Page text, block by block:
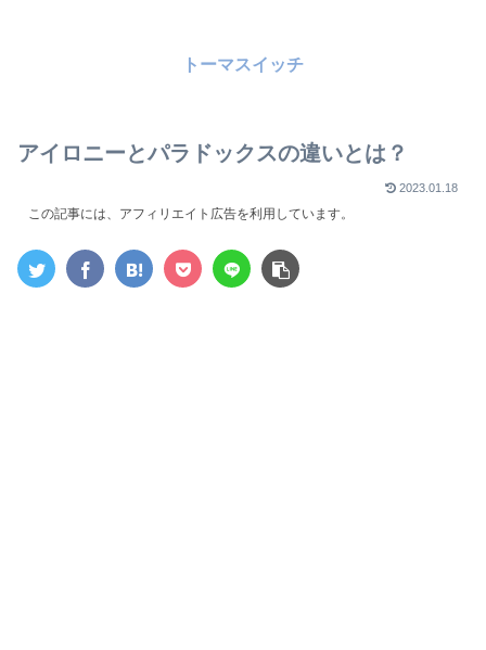
トーマスイッチ
アイロニーとパラドックスの違いとは？
2023.01.18
この記事には、アフィリエイト広告を利用しています。